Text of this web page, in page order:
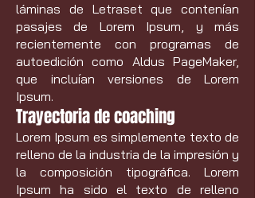
láminas de Letraset que contenían
pasajes de Lorem Ipsum, y más
recientemente con programas de
autoedición como Aldus PageMaker,
que incluían versiones de Lorem
Ipsum.
Trayectoria de coaching
Lorem Ipsum es simplemente texto de
relleno de la industria de la impresión y
la composición tipográfica. Lorem
Ipsum ha sido el texto de relleno